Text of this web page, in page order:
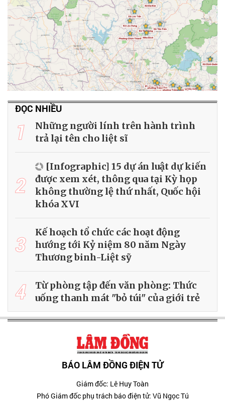
ĐỌC NHIỀU
1
Những người lính trên hành trình
trả lại tên cho liệt sĩ
2
[Infographic] 15 dự án luật dự kiến
được xem xét, thông qua tại Kỳ họp
không thường lệ thứ nhất, Quốc hội
khóa XVI
3
Kế hoạch tổ chức các hoạt động
hướng tới Kỷ niệm 80 năm Ngày
Thương binh-Liệt sỹ
4
Từ phòng tập đến văn phòng: Thức
uống thanh mát "bỏ túi" của giới trẻ
BÁO LÂM ĐỒNG ĐIỆN TỬ
Giám đốc: Lê Huy Toàn
Phó Giám đốc phụ trách báo điện tử: Vũ Ngọc Tú